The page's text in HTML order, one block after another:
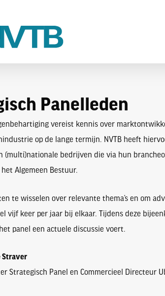
Panelleden
vereist kennis over
op de lange termijn. NVTB heeft
(multi)nationale bedrijven die via hun
Algemeen Bestuur.
te wisselen over relevante thema’s en om
vijf keer per jaar bij elkaar. Tijdens deze
panel een actuele discussie voert.
Straver
Strategisch Panel en Commercieel Directeur